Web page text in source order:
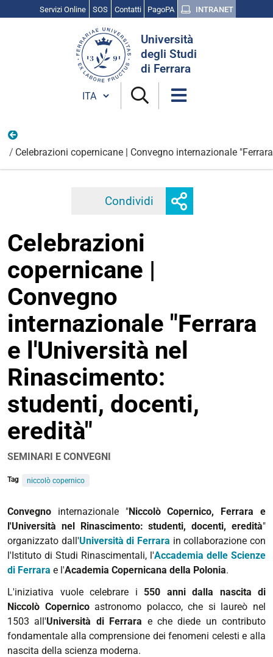
Servizi Online SOS Contatti PagoPA INTRANET
Università
degli Studi
di Ferrara
Cambia lingua
Celebrazioni copernicane | Convegno internazionale
Condividi Facebook
Celebrazioni
copernicane |
Convegno
internazionale "Ferrara
e l'Università nel
Rinascimento:
studenti, docenti,
eredità"
SEMINARI E CONVEGNI
Tag niccolò copernico
https://www.unife.it/it/eventi/2023/novembre/niccolo-
copernico
Celebrazioni
copernicane
|
Convegno
internazionale
"Ferrara
e
l'Università
Convegno internazionale "Niccolò Copernico, Ferrara e
l'Università nel Rinascimento: studenti, docenti, eredità"
organizzato dall'Università di Ferrara in collaborazione con
l'Istituto di Studi Rinascimentali, l'Accademia delle Scienze
di Ferrara e l'Academia Copernicana della Polonia.
L'iniziativa vuole celebrare i 550 anni dalla nascita di
Niccolò Copernicoastronomo polacco, che si laureò nel
1503 all'Università di Ferrara e che diede un contributo
fondamentale alla comprensione dei fenomeni celesti e alla
nascita della scienza moderna.